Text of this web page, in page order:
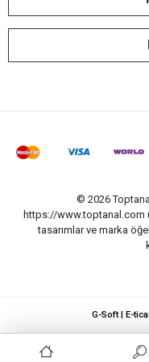
© 2026
https://www.toptanal.com
tasarımlar ve marka
G-Soft | E-